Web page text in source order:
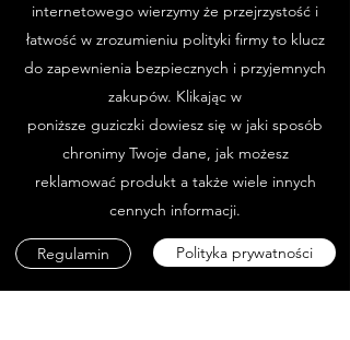
internetowego wierzymy że przejrzystość i
łatwość w zrozumieniu polityki firmy to klucz
do zapewnienia bezpiecznych i przyjemnych
zakupów. Klikając w
poniższe guziczki dowiesz się w jaki sposób
chronimy Twoje dane, jak możesz
reklamować produkt a także wiele innych
cennych informacji.
Regulamin Polityka prywatności